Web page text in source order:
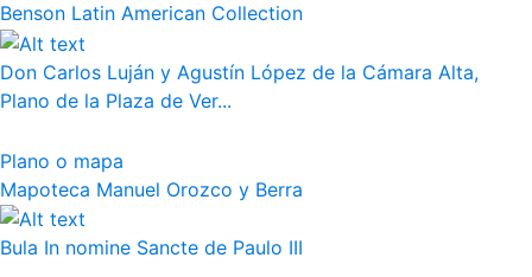
Benson Latin American Collection
Don Carlos Luján y Agustín López de la Cámara Alta,
Plano de la Plaza de Ver...
Plano o mapa
Mapoteca Manuel Orozco y Berra
Bula In nomine Sancte de Paulo III